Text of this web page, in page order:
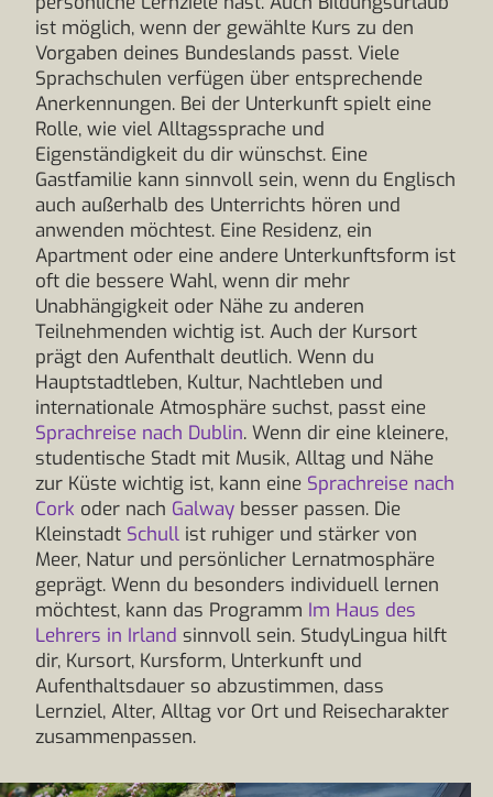
ist möglich, wenn der gewählte Kurs zu den
Vorgaben deines Bundeslands passt. Viele
Sprachschulen verfügen über entsprechende
Anerkennungen. Bei der Unterkunft spielt eine
Rolle, wie viel Alltagssprache und
Eigenständigkeit du dir wünschst. Eine
Gastfamilie kann sinnvoll sein, wenn du Englisch
auch außerhalb des Unterrichts hören und
anwenden möchtest. Eine Residenz, ein
Apartment oder eine andere Unterkunftsform ist
oft die bessere Wahl, wenn dir mehr
Unabhängigkeit oder Nähe zu anderen
Teilnehmenden wichtig ist. Auch der Kursort
prägt den Aufenthalt deutlich. Wenn du
Hauptstadtleben, Kultur, Nachtleben und
internationale Atmosphäre suchst, passt eine
Sprachreise nach Dublin. Wenn dir eine kleinere,
studentische Stadt mit Musik, Alltag und Nähe
zur Küste wichtig ist, kann eine Sprachreise nach
Cork oder nach Galway besser passen. Die
Kleinstadt Schull ist ruhiger und stärker von
Meer, Natur und persönlicher Lernatmosphäre
geprägt. Wenn du besonders individuell lernen
möchtest, kann das Programm Im Haus des
Lehrers in Irland sinnvoll sein. StudyLingua hilft
dir, Kursort, Kursform, Unterkunft und
Aufenthaltsdauer so abzustimmen, dass
Lernziel, Alter, Alltag vor Ort und Reisecharakter
zusammenpassen.